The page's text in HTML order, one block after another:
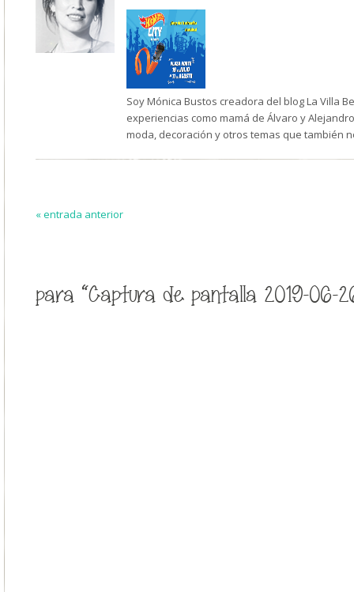
Soy Mónica Bustos creadora del blog La Villa
experiencias como mamá de Álvaro y
moda, decoración y otros temas que también
« entrada anterior
para “Captura de pantalla 2019-06-